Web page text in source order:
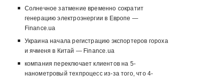
Солнечное затмение временно сократит
генерацию электроэнергии в Европе —
Finance.ua
Украина начала регистрацию экспортеров гороха
и ячменя в Китай — Finance.ua
компания переключает клиентов на 5-
нанометровый техпроцесс из-за того, что 4-